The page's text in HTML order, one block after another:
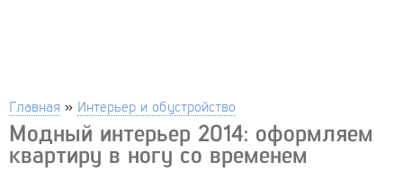
Главная » Интерьер и обустройство
Модный интерьер 2014: оформляем
квартиру в ногу со временем